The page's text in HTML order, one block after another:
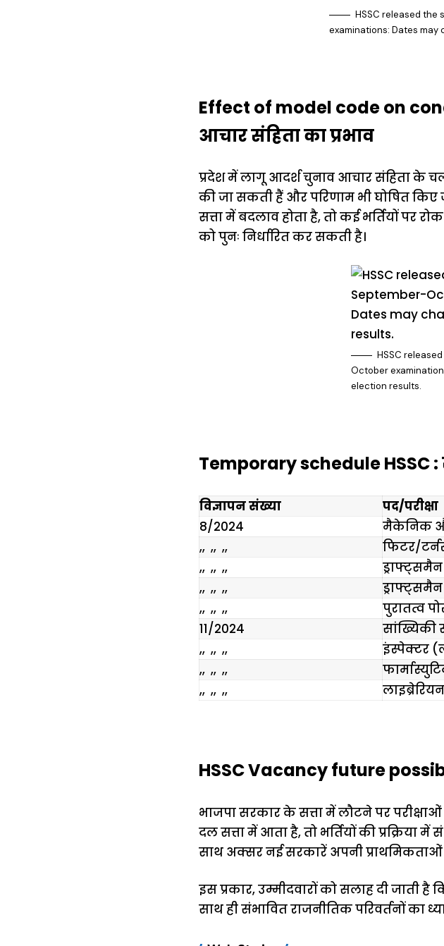
HSSC released
examinations: Dates
Effect of model code on
आचार संहिता का प्रभाव
प्रदेश में लागू आदर्श चुनाव आचार संहिता के
की जा सकती हैं और परिणाम भी घोषित
सत्ता में बदलाव होता है, तो कई भर्तियों पर
को पुनः निर्धारित कर सकती है।
HSSC
October
election results.
Temporary schedule HSSC :
विज्ञापन संख्या पद/परीक्षा
8/2024
मैकेनिक
,, ,, ,,
फिटर/
,, ,, ,,
,, ,, ,,
,, ,, ,,
पुरातत्व
11/2024
सांख्यिकी
,, ,, ,,
इंस्पेक्टर
,, ,, ,,
,, ,, ,,
HSSC Vacancy future
भाजपा सरकार के सत्ता में लौटने पर
दल सत्ता में आता है, तो भर्तियों की प्रक्रिया
साथ अक्सर नई सरकारें अपनी
इस प्रकार, उम्मीदवारों को सलाह दी जाती
साथ ही संभावित राजनीतिक परिवर्तनों का